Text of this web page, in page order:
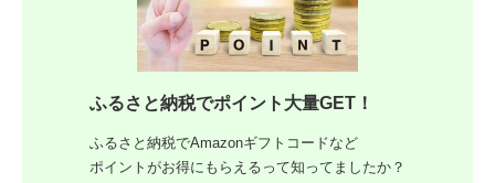
ふるさと納税でポイント大量GET！
ふるさと納税でAmazonギフトコードなど
ポイントがお得にもらえるって知ってましたか？